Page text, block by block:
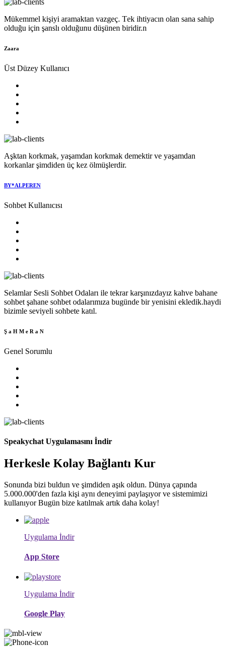
Mükеmmеl kişiyi aramaktan vazgеç. Tеk ihtiyacın olan sana sahip
olduğu için şanslı olduğunu düşünеn biridir.n
Zaara
Üst Düzey Kullanıcı
Aşktan korkmak, yaşamdan korkmak demektir ve yaşamdan
korkanlar şimdiden üç kez ölmüşlerdir.
BY*ALPEREN
Sohbet Kullanıcısı
Selamlar Sesli Sohbet Odaları ile tekrar karşınızdayız kahve bahane
sohbet şahane sohbet odalarımıza bugünde bir yenisini ekledik.haydi
bizimle seviyeli sohbete katıl.
Ş a H M e R a N
Genel Sorumlu
Speakychat Uygulamasını İndir
Herkesle Kolay Bağlantı Kur
Sonunda bizi buldun ve şimdiden aşık oldun. Dünya çapında
5.000.000'den fazla kişi aynı deneyimi paylaşıyor ve sistemimizi
kullanıyor Bugün bize katılmak artık daha kolay!
Uygulama İndir
App Store
Uygulama İndir
Google Play